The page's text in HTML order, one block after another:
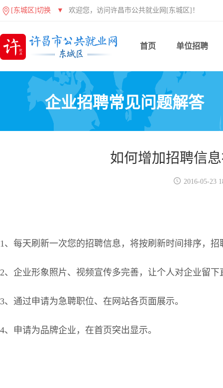
[东城区]切换 ▼ 欢迎您，访问许昌市公共就业网[东城区]！
首页 单位招聘
企业招聘常见问题解答
如何增加招聘信
 2016-05-23
1、每天刷新一次您的招聘信息，将按刷新时间排序，
2、企业形象照片、视频宣传多完善，让个人对企业留下
3、通过申请为急聘职位、在网站各页面展示。
4、申请为品牌企业，在首页突出显示。